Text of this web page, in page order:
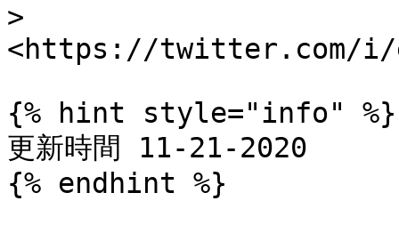
>
<https://twitter.com/i/
{% hint style="info" %}
更新時間 11-21-2020
{% endhint %}